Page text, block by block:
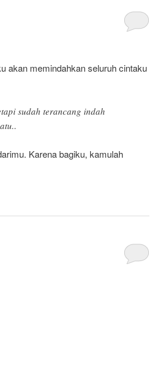
akan memindahkan seluruh cintaku
sudah terancang indah
Karena bagiku, kamulah